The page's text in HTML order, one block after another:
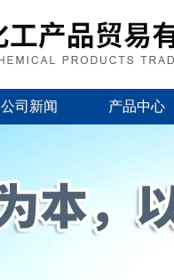
公司新闻 产品中心